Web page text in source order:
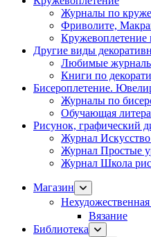
Журналы по
Фриволите,
Другие виды
Любимые журналы
Книги по
Бисероплетение.
Журналы по
Обучающая
Рисунок, графический
Журнал
Журнал Простые
Журнал Школа
Магазин
Нехудожественная
Вязание
Библиотека